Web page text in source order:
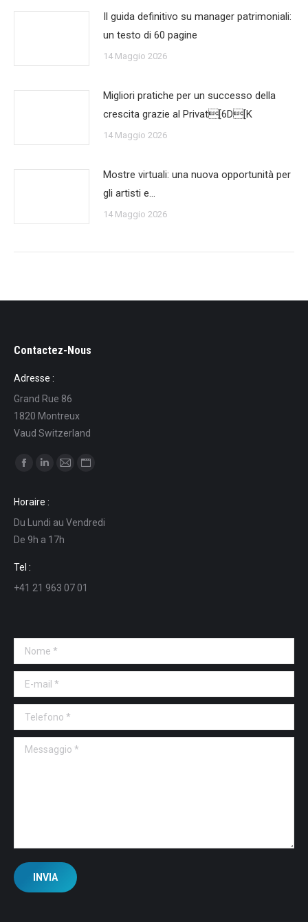
Il guida definitivo su manager patrimoniali:
un testo di 60 pagine
14 Maggio 2026
Migliori pratiche per un successo della
crescita grazie al Privat[6D[K
14 Maggio 2026
Mostre virtuali: una nuova opportunità per
gli artisti e…
14 Maggio 2026
Contactez-Nous
Adresse :
Grand Rue 86
1820 Montreux
Vaud Switzerland
Ci puoi trovare su:
opens
in
new
window
opens
in
new
in
opens
Horaire :
Du Lundi au Vendredi
De 9h a 17h
Tel :
+41 21 963 07 01
Nome *
E-mail *
Telefono *
Messaggio *
INVIA